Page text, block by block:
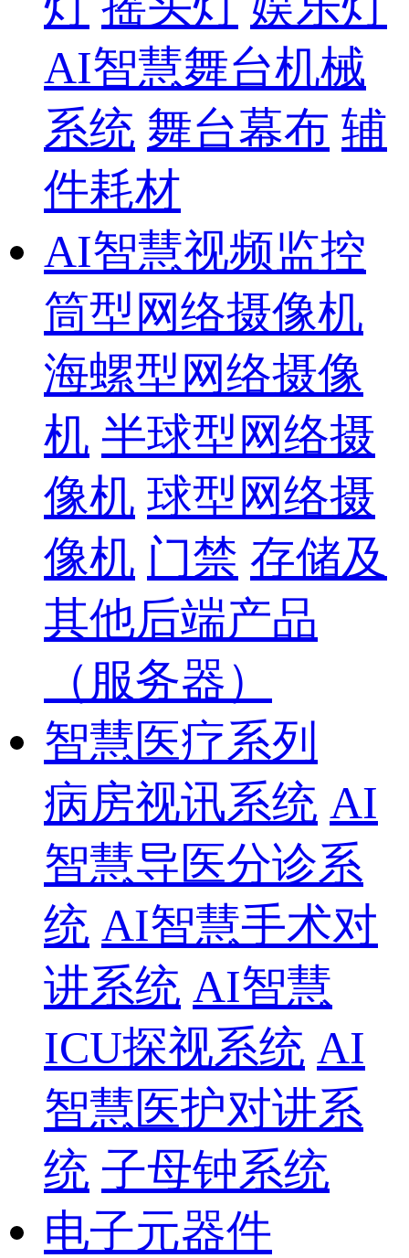
AI智慧舞台机械
系统 舞台幕布 辅
件耗材
AI智慧视频监控
筒型网络摄像机
海螺型网络摄像
机 半球型网络摄
像机 球型网络摄
像机 门禁 存储及
其他后端产品
（服务器）
智慧医疗系列
病房视讯系统 AI
智慧导医分诊系
统 AI智慧手术对
讲系统 AI智慧
ICU探视系统 AI
智慧医护对讲系
统 子母钟系统
电子元器件